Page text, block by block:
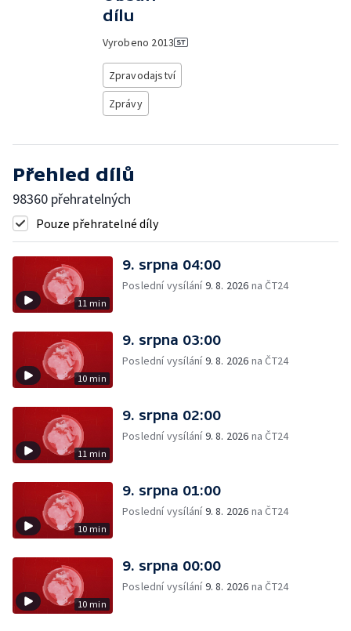
dílu
Vyrobeno 2013
Zpravodajství
Zprávy
Přehled dílů
98360 přehratelných
Pouze přehratelné díly
11 min
9. srpna 04:00
Poslední vysílání9. 8. 2026 na ČT24
10 min
9. srpna 03:00
Poslední vysílání9. 8. 2026 na ČT24
11 min
9. srpna 02:00
Poslední vysílání9. 8. 2026 na ČT24
10 min
9. srpna 01:00
Poslední vysílání9. 8. 2026 na ČT24
10 min
9. srpna 00:00
Poslední vysílání9. 8. 2026 na ČT24